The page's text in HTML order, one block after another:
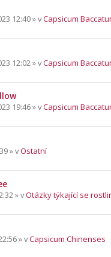
12:40 » vCapsicum
12:02 » vCapsicum
19:46 » vCapsicum
» vOstatní
» vOtázky týkající se
» vCapsicum Chinenses